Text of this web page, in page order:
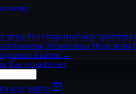
игры PS4 Открытый мир Триллеры
Эксклюзивы Инди игры
и карты →
Как это работает
коду Войти